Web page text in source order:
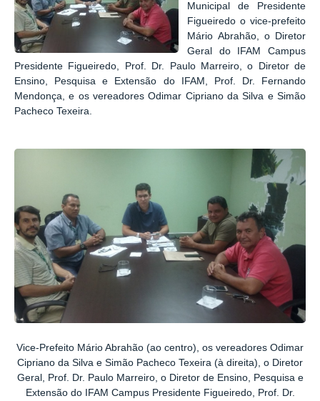
Municipal de Presidente
Figueiredo o vice-prefeito
Mário Abrahão, o Diretor
Geral do IFAM Campus
Presidente Figueiredo, Prof. Dr. Paulo Marreiro, o Diretor de
Ensino, Pesquisa e Extensão do IFAM, Prof. Dr. Fernando
Mendonça, e os vereadores Odimar Cipriano da Silva e Simão
Pacheco Texeira.
Vice-Prefeito Mário Abrahão (ao centro), os vereadores Odimar
Cipriano da Silva e Simão Pacheco Texeira (à direita), o Diretor
Geral, Prof. Dr. Paulo Marreiro, o Diretor de Ensino, Pesquisa e
Extensão do IFAM Campus Presidente Figueiredo, Prof. Dr.